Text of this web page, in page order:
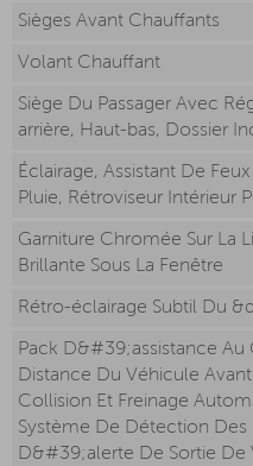
Sièges Avant Chauffants
Volant Chauffant
Siège Du Passager Avec
arrière, Haut-bas, Dossier
Éclairage, Assistant De
Pluie, Rétroviseur Intérieur
Garniture Chromée Sur La
Brillante Sous La Fenêtre
Rétro-éclairage Subtil Du
Pack D&#39;assistance
Distance Du Véhicule
Collision Et Freinage
Système De Détection Des
D&#39;alerte De Sortie De